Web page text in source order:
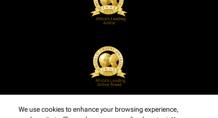
We use cookies to enhance your browsing experience,